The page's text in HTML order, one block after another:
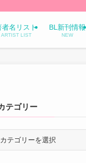
者名リスト
ARTIST LIST
BL新刊情報
NEW
テゴリー